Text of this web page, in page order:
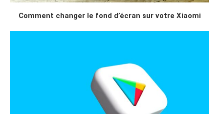
Comment changer le fond d’écran sur votre Xiaomi